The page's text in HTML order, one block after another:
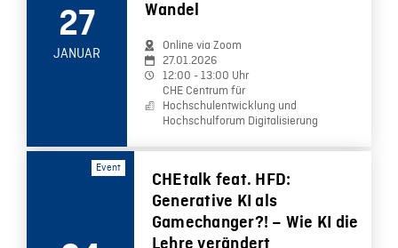
27
JANUAR
Wandel
Online via Zoom
27.01.2026
12:00 - 13:00 Uhr
CHE Centrum für
Hochschulentwicklung und
Hochschulforum Digitalisierung
Event
CHEtalk feat. HFD:
Generative KI als
Gamechanger?! – Wie KI die
Lehre verändert